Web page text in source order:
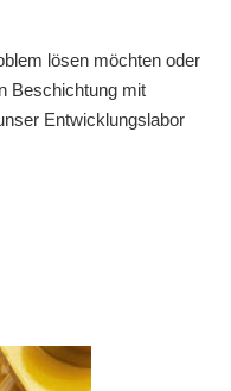
lösen möchten oder
Beschichtung mit
Entwicklungslabor